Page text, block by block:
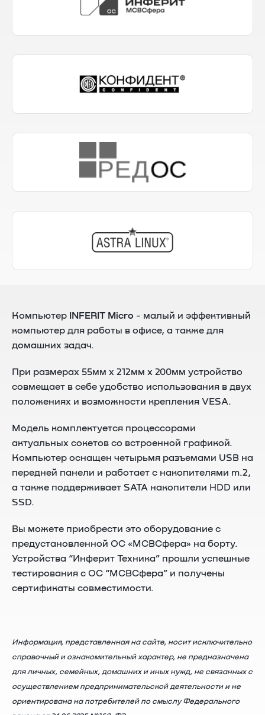
Компьютер INFERIT Micro - малый и эффективный
компьютер для работы в офисе, а также для
домашних задач.
При размерах 55мм x 212мм x 200мм устройство
совмещает в себе удобство использования в двух
положениях и возможности крепления VESA.
Модель комплектуется процессорами
актуальных сокетов со встроенной графикой.
Компьютер оснащен четырьмя разъемами USB на
передней панели и работает с накопителями m.2,
а также поддерживает SATA накопители HDD или
SSD.
Вы можете приобрести это оборудование с
предустановленной ОС «МСВСфера» на борту.
Устройства “Инферит Техника” прошли успешные
тестирования с ОС “МСВСфера” и получены
сертификаты совместимости.
Информация, представленная на сайте, носит исключительно
справочный и ознакомительный характер, не предназначена
для личных, семейных, домашних и иных нужд, не связанных с
осуществлением предпринимательской деятельности и не
ориентирована на потребителей по смыслу Федерального